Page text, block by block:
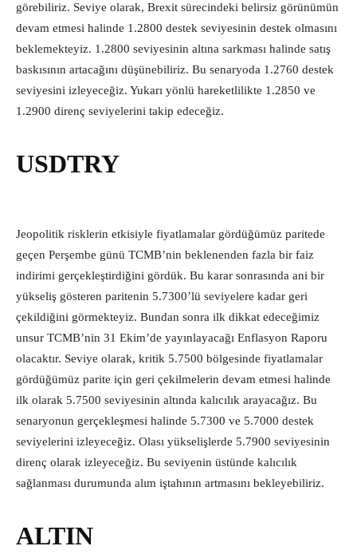
görebiliriz. Seviye olarak, Brexit sürecindeki belirsiz görünümün
devam etmesi halinde 1.2800 destek seviyesinin destek olmasını
beklemekteyiz. 1.2800 seviyesinin altına sarkması halinde satış
baskısının artacağını düşünebiliriz. Bu senaryoda 1.2760 destek
seviyesini izleyeceğiz. Yukarı yönlü hareketlilikte 1.2850 ve
1.2900 direnç seviyelerini takip edeceğiz.
USDTRY
Jeopolitik risklerin etkisiyle fiyatlamalar gördüğümüz paritede
geçen Perşembe günü TCMB’nin beklenenden fazla bir faiz
indirimi gerçekleştirdiğini gördük. Bu karar sonrasında ani bir
yükseliş gösteren paritenin 5.7300’lü seviyelere kadar geri
çekildiğini görmekteyiz. Bundan sonra ilk dikkat edeceğimiz
unsur TCMB’nin 31 Ekim’de yayınlayacağı Enflasyon Raporu
olacaktır. Seviye olarak, kritik 5.7500 bölgesinde fiyatlamalar
gördüğümüz parite için geri çekilmelerin devam etmesi halinde
ilk olarak 5.7500 seviyesinin altında kalıcılık arayacağız. Bu
senaryonun gerçekleşmesi halinde 5.7300 ve 5.7000 destek
seviyelerini izleyeceğiz. Olası yükselişlerde 5.7900 seviyesinin
direnç olarak izleyeceğiz. Bu seviyenin üstünde kalıcılık
sağlanması durumunda alım iştahının artmasını bekleyebiliriz.
ALTIN